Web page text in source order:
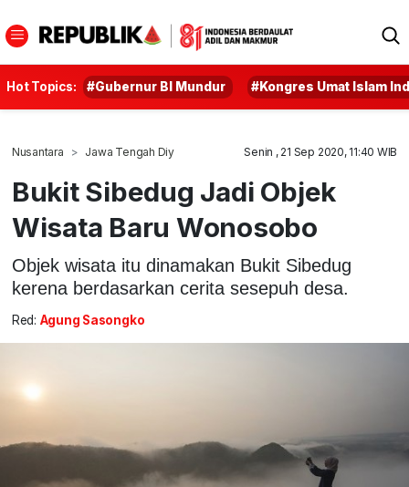
Hot Topics: #Gubernur BI Mundur #Kongres Umat Islam
Nusantara Jawa Tengah Diy Senin , 21 Sep 2020, 11:40 WIB
Bukit Sibedug Jadi Objek
Wisata Baru Wonosobo
Objek wisata itu dinamakan Bukit Sibedug
kerena berdasarkan cerita sesepuh desa.
Red: Agung Sasongko